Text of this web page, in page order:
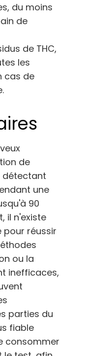
du moins
de
de THC,
les
cas de
de
détectant
une
90
il n'existe
pour réussir
ou la
inefficaces,
parties du
fiable
consommer